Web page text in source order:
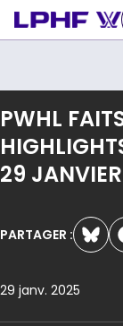
Sauter
au
PWHL
29
PARTAGER :
29 janv. 2025